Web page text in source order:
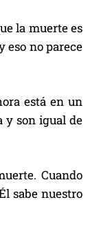
la muerte es
eso no parece
está en un
y son igual de
Cuando
sabe nuestro